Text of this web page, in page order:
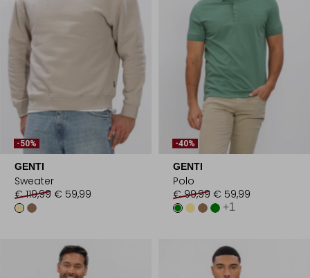
-50%
GENTI
Sweater
€ 119,99 € 59,99
-40%
GENTI
Polo
€ 99,99 € 59,99
+1